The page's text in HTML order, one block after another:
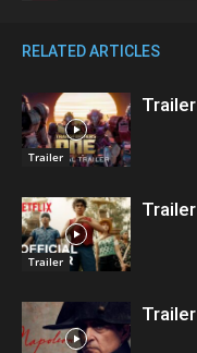
RELATED ARTICLES
Trailer
Trailer